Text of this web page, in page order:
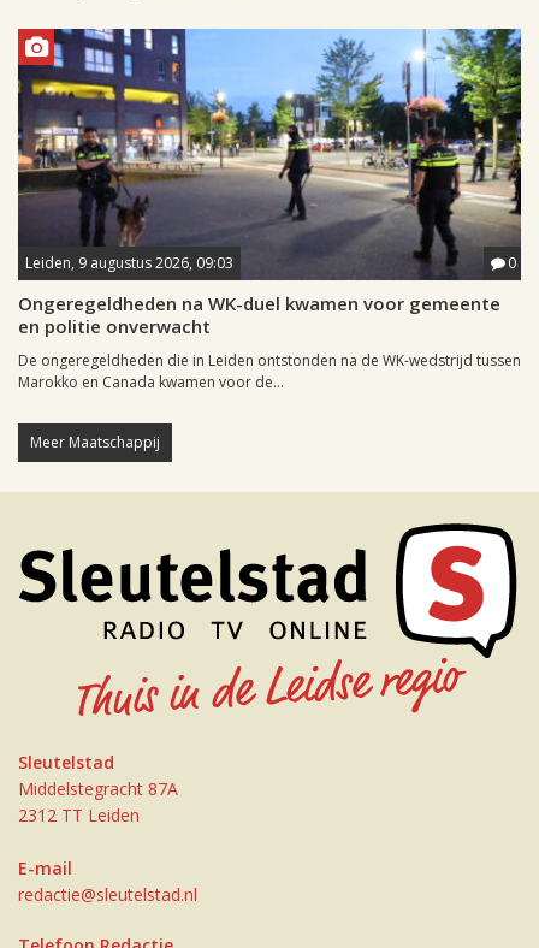
Leiden, 9 augustus 2026, 09:03 0
Ongeregeldheden na WK-duel kwamen voor gemeente
en politie onverwacht
De ongeregeldheden die in Leiden ontstonden na de WK-wedstrijd tussen
Marokko en Canada kwamen voor de...
Meer Maatschappij
Sleutelstad
Middelstegracht 87A
2312 TT Leiden
E-mail
redactie@sleutelstad.nl